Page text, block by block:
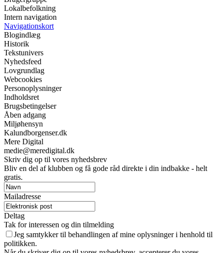
Lokalbefolkning
Intern navigation
Navigationskort
Blogindlæg
Historik
Tekstunivers
Nyhedsfeed
Lovgrundlag
Webcookies
Personoplysninger
Indholdsret
Brugsbetingelser
Åben adgang
Miljøhensyn
Kalundborgenser.dk
Mere Digital
medie@meredigital.dk
Skriv dig op til vores nyhedsbrev
Bliv en del af klubben og få gode råd direkte i din indbakke - helt
gratis.
Mailadresse
Deltag
Tak for interessen og din tilmelding
Jeg samtykker til behandlingen af mine oplysninger i henhold til
politikken.